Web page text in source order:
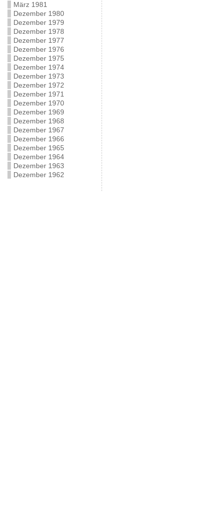
März 1981
Dezember 1980
Dezember 1979
Dezember 1978
Dezember 1977
Dezember 1976
Dezember 1975
Dezember 1974
Dezember 1973
Dezember 1972
Dezember 1971
Dezember 1970
Dezember 1969
Dezember 1968
Dezember 1967
Dezember 1966
Dezember 1965
Dezember 1964
Dezember 1963
Dezember 1962